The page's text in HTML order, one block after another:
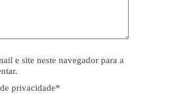
e site neste navegador para a
privacidade*